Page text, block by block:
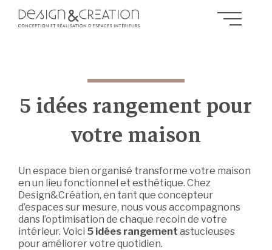
5 idées rangement pour
votre maison
Un espace bien organisé transforme votre maison
en un lieu fonctionnel et esthétique. Chez
Design&Création, en tant que concepteur
d’espaces sur mesure, nous vous accompagnons
dans l’optimisation de chaque recoin de votre
intérieur. Voici 5 idées rangement astucieuses
pour améliorer votre quotidien.